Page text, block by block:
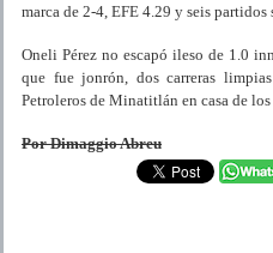
marca de 2-4, EFE 4.29 y seis partidos
Oneli Pérez no escapó ileso de 1.0
que fue jonrón, dos carreras
Petroleros de Minatitlán en casa de
Por Dimaggio Abreu